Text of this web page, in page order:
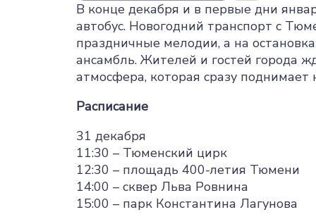
В конце декабря и в первые дни
автобус. Новогодний транспорт с
праздничные мелодии, а на
ансамбль. Жителей и гостей города
атмосфера, которая сразу поднимает
Расписание
31 декабря
11:30 – Тюменский цирк
12:30 – площадь 400-летия Тюмени
14:00 – сквер Льва Ровнина
15:00 – парк Константина Лагунова